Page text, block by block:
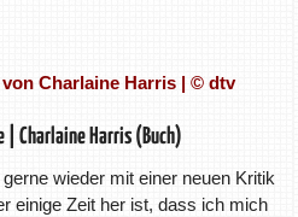
| Charlaine Harris (Buch)
wieder mit einer neuen Kritik
einige Zeit her ist, dass ich mich